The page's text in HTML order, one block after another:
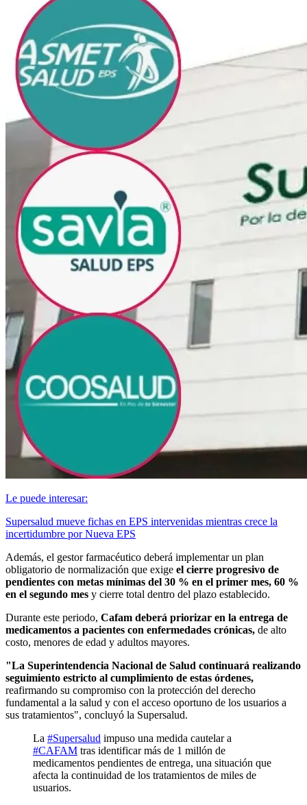
Le puede interesar:
Supersalud mueve fichas en EPS intervenidas mientras crece la
incertidumbre por Nueva EPS
Además, el gestor farmacéutico deberá implementar un plan
obligatorio de normalización que exige el cierre progresivo de
pendientes con metas mínimas del 30 % en el primer mes, 60 %
en el segundo mes y cierre total dentro del plazo establecido.
Durante este periodo, Cafam deberá priorizar en la entrega de
medicamentos a pacientes con enfermedades crónicas, de alto
costo, menores de edad y adultos mayores.
"La Superintendencia Nacional de Salud continuará realizando
seguimiento estricto al cumplimiento de estas órdenes,
reafirmando su compromiso con la protección del derecho
fundamental a la salud y con el acceso oportuno de los usuarios a
sus tratamientos", concluyó la Supersalud.
La #Supersalud impuso una medida cautelar a
#CAFAM tras identificar más de 1 millón de
medicamentos pendientes de entrega, una situación que
afecta la continuidad de los tratamientos de miles de
usuarios.